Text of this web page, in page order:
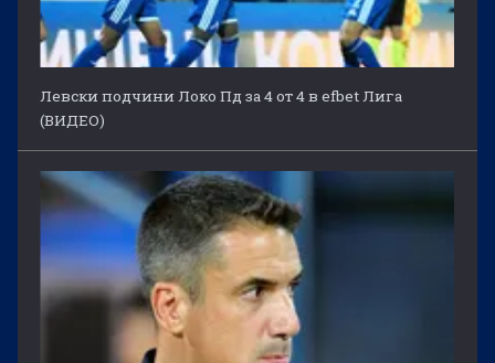
Левски подчини Локо Пд за 4 от 4 в efbet Лига
(ВИДЕО)